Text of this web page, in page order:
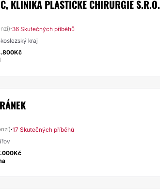
KLINIKA PLASTICKÉ CHIRURGIE S.R.O.
·36 Skutečných příběhů
kraj
·17 Skutečných příběhů